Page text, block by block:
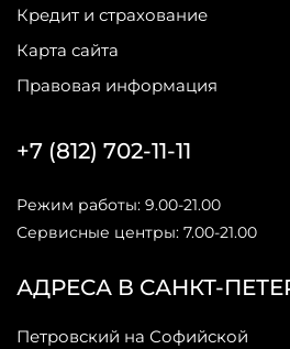
Кредит и страхование
Карта сайта
Правовая информация
АДРЕСА В САНКТ-
Петровский на Софийской
+7 (812) 702-11-11
Режим работы: 9.00-21.00
Сервисные центры: 7.00-21.00